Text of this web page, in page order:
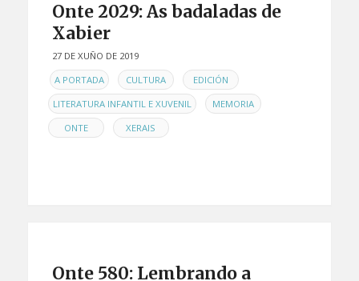
Onte 2029: As badaladas de
Xabier
27 DE XUÑO DE 2019
ENA PORTADA , CULTURA , EDICIÓN ,
LITERATURA INFANTIL E XUVENIL , MEMORIA ,
ONTE , XERAIS
Onte 580: Lembrando a